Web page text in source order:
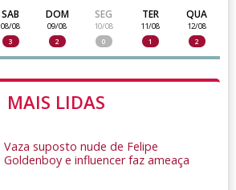
SAB
08/08
3
DOM
09/08
2
SEG
10/08
0
TER
11/08
1
QUA
12/08
2
MAIS LIDAS
Vaza suposto nude de Felipe
Goldenboy e influencer faz ameaça